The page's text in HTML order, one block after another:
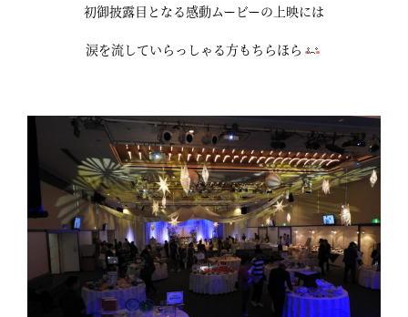
初御披露目となる感動ムービーの上映には
涙を流していらっしゃる方もちらほら